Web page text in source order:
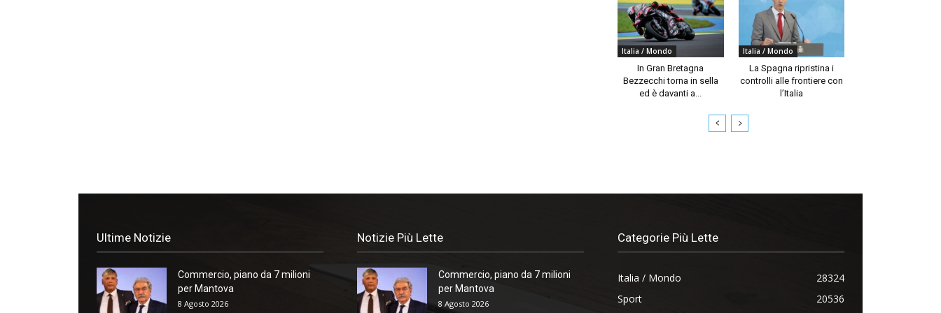
Italia / Mondo
In Gran Bretagna
Bezzecchi torna in sella
ed è davanti a...
Italia / Mondo
La Spagna ripristina i
controlli alle frontiere con
l’Italia
Ultime Notizie
Commercio, piano da 7 milioni
per Mantova
8 Agosto 2026
Notizie Più Lette
Commercio, piano da 7 milioni
per Mantova
8 Agosto 2026
Categorie Più Lette
Italia / Mondo
28324
Sport
20536